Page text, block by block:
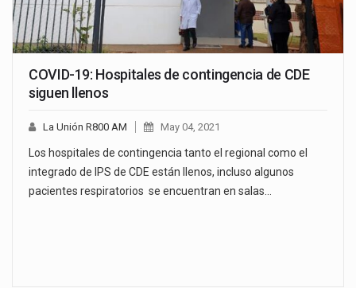
COVID-19: Hospitales de contingencia de CDE
siguen llenos
La Unión R800 AM May 04, 2021
Los hospitales de contingencia tanto el regional como el
integrado de IPS de CDE están llenos, incluso algunos
pacientes respiratorios se encuentran en salas…